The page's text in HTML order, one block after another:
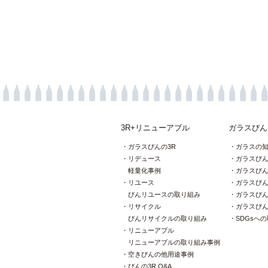
3R+リニューアブル
ガラスびんの3R
リデュース
軽量化事例
リユース
びんリユースの取り組み
リサイクル
びんリサイクルの取り組み
リニューアブル
リニューアブルの取り組み事例
空きびんの他用途事例
びんの3R Q&A
ガラスび
ガラスの
ガラスび
ガラスび
ガラスび
ガラスび
ガラスび
SDGsへ